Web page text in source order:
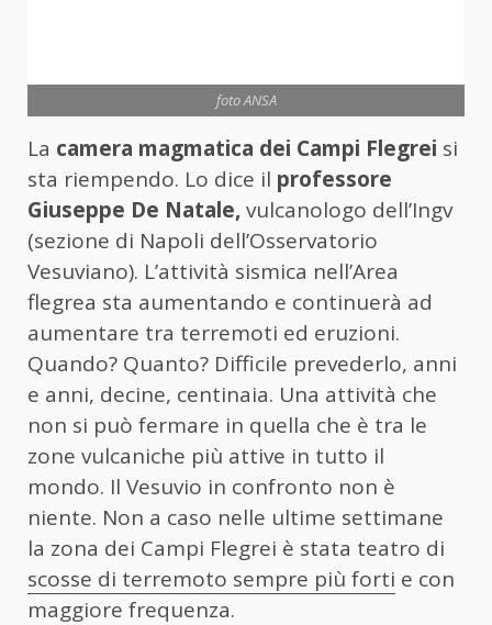
foto ANSA
La camera magmatica dei Campi Flegrei si
sta riempendo. Lo dice il professore
Giuseppe De Natale,vulcanologo dell’Ingv
(sezione di Napoli dell’Osservatorio
Vesuviano). L’attività sismica nell’Area
flegrea sta aumentando e continuerà ad
aumentare tra terremoti ed eruzioni.
Quando? Quanto? Difficile prevederlo, anni
e anni, decine, centinaia. Una attività che
non si può fermare in quella che è tra le
zone vulcaniche più attive in tutto il
mondo. Il Vesuvio in confronto non è
niente. Non a caso nelle ultime settimane
la zona dei Campi Flegrei è stata teatro di
scosse di terremoto sempre più forti e con
maggiore frequenza.